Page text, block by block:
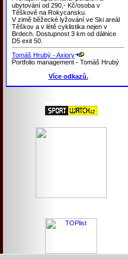
ubytování od 290,- Kč/osoba v
Těškově na Rokycansku.
V zimě běžecké lyžování ve Ski areál
Těškov a v létě cyklistika nejen v
Brdech. Dostupnost 3 km od dálnice
D5 exit 50.
Tomáš Hrubý - Axiory
Portfolio management - Tomáš Hrubý
Více odkazů.